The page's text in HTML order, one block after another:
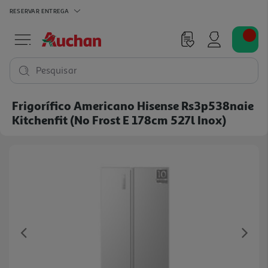
RESERVAR ENTREGA
Pesquisar
Frigorífico Americano Hisense Rs3p538naie
Kitchenfit (no Frost E 178cm 527l Inox)
Previous